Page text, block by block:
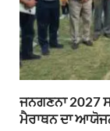
ਜਨਗਣਨਾ 2027
ਮੈਰਾਥਨ ਦਾ